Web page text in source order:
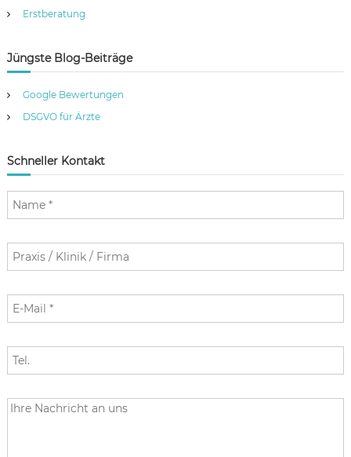
Erstberatung
Jüngste Blog-Beiträge
Google Bewertungen
DSGVO für Ärzte
Schneller Kontakt